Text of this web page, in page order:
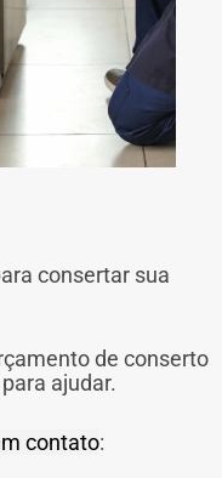
consertar sua
de conserto
ajudar.
contato: